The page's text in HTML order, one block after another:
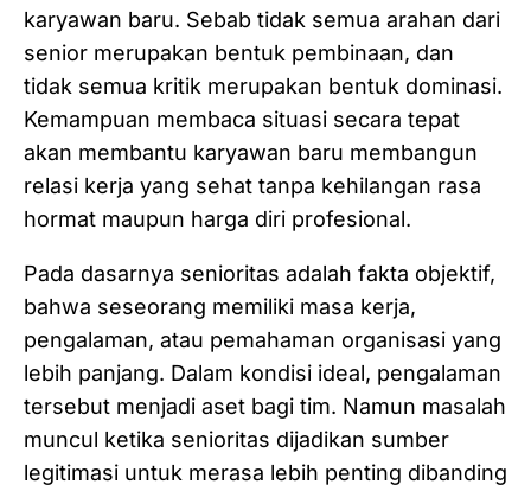
karyawan baru. Sebab tidak semua arahan dari
senior merupakan bentuk pembinaan, dan
tidak semua kritik merupakan bentuk dominasi.
Kemampuan membaca situasi secara tepat
akan membantu karyawan baru membangun
relasi kerja yang sehat tanpa kehilangan rasa
hormat maupun harga diri profesional.
Pada dasarnya senioritas adalah fakta objektif,
bahwa seseorang memiliki masa kerja,
pengalaman, atau pemahaman organisasi yang
lebih panjang. Dalam kondisi ideal, pengalaman
tersebut menjadi aset bagi tim. Namun masalah
muncul ketika senioritas dijadikan sumber
legitimasi untuk merasa lebih penting dibanding